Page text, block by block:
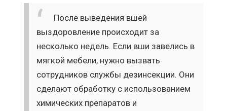
После выведения вшей
выздоровление происходит за
несколько недель. Если вши завелись в
мягкой мебели, нужно вызвать
сотрудников службы дезинсекции. Они
сделают обработку с использованием
химических препаратов и